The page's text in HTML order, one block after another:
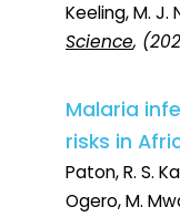
Keeling, M. J.
Science,
Malaria
risks in
Paton, R. S.
Ogero, M.